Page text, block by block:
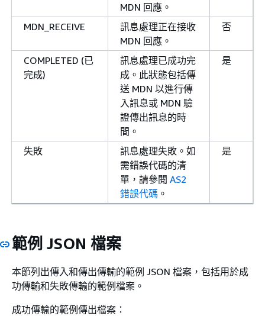
MDN 回應。
MDN_RECEIVE
訊息處理正在接收
MDN 回應。
否
COMPLETED (已
完成)
訊息處理已成功完
成。此狀態包括傳
送 MDN 以進行傳
入訊息或 MDN 驗
證傳出訊息的時
間。
是
失敗
訊息處理失敗。如
需錯誤代碼的清
單，請參閱 AS2
錯誤代碼 。
是
範例 JSON 檔案
本節列出傳入和傳出傳輸的範例 JSON 檔案，包括用於成
功傳輸和失敗傳輸的範例檔案。
成功傳輸的範例傳出檔案：